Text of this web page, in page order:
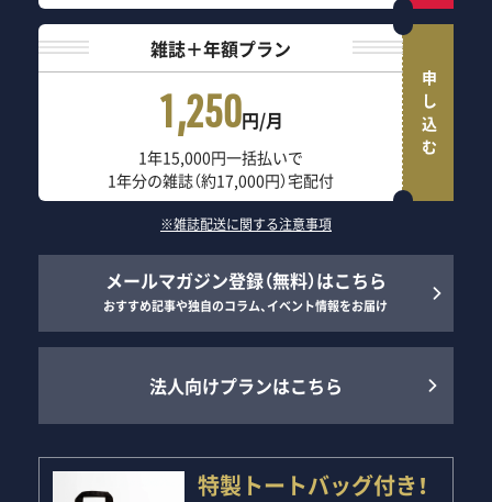
雑誌＋年額プラン
1,250円/月
1年15,000円一括払いで
1年分の雑誌（約17,000円）宅配付
申し込む
※雑誌配送に関する注意事項
メールマガジン登録（無料）はこちら
おすすめ記事や独自のコラム、イベント情報をお届け
法人向けプランはこちら
特製トートバッグ付き！